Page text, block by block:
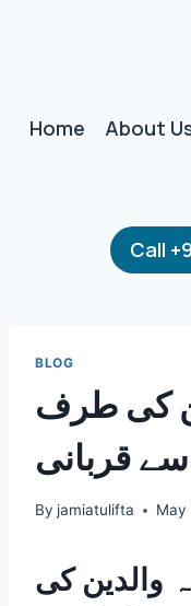
Home About
Call
BLOG
کی طرف
سے قربانی
By jamiatulifta May
والدین کی